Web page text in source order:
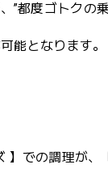
都度ゴトクの
能となります。
】での調理が、